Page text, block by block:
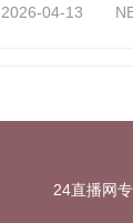
2026-04-13
24直播网